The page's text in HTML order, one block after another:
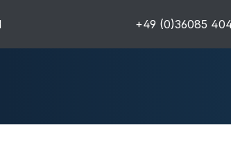
+49 (0)36085